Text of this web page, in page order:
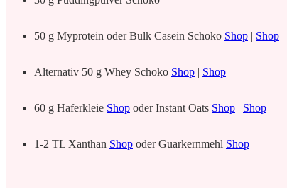
50 g Myprotein oder Bulk Casein Schoko Shop | Shop
Alternativ 50 g Whey Schoko Shop | Shop
60 g Haferkleie Shop oder Instant Oats Shop | Shop
1-2 TL Xanthan Shop oder Guarkernmehl Shop